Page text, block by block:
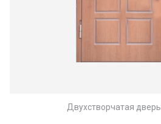
Двухстворчатая дверь